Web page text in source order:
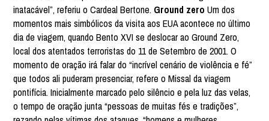
inatacável”, referiu o Cardeal Bertone. Ground zero Um dos
momentos mais simbólicos da visita aos EUA acontece no último
dia de viagem, quando Bento XVI se deslocar ao Ground Zero,
local dos atentados terroristas do 11 de Setembro de 2001. O
momento de oração irá falar do “incrível cenário de violência e fé”
que todos ali puderam presenciar, refere o Missal da viagem
pontifícia. Inicialmente marcado pelo silêncio e pela luz das velas,
o tempo de oração junta “pessoas de muitas fés e tradições”,